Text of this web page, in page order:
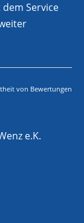
Service
von Bewertungen
e.K.